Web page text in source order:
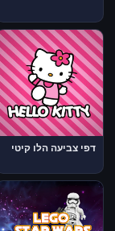
דפי צביעה הלו קיטי